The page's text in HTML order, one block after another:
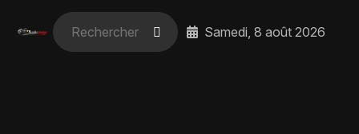
Samedi, 8 août 2026